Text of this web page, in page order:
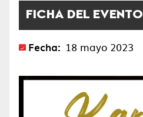
FICHA DEL EVENTO
Fecha: 18 mayo 2023